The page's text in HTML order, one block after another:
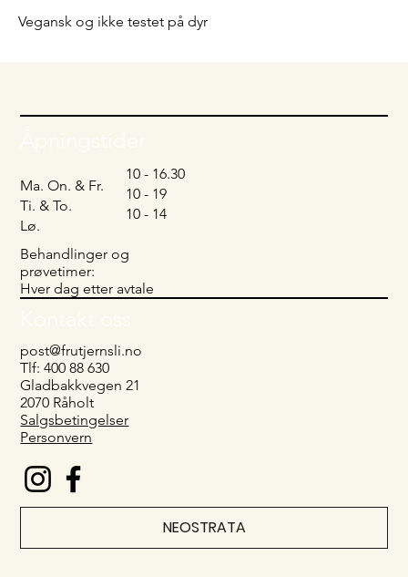
Vegansk og ikke testet på dyr
post@frutjernsli.no
Tlf: 400 88 630
Gladbakkvegen 21
2070 Råholt
Salgsbetingelser
Personvern
NEOSTRATA
Ma. On. & Fr.
Ti. & To.
Lø.
10 - 16.30
10 - 19
10 - 14
Behandlinger og
prøvetimer:
Hver dag etter avtale